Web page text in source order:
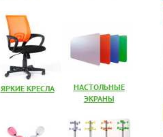
ЯРКИЕ КРЕСЛА
НАСТОЛЬНЫЕ
ЭКРАНЫ